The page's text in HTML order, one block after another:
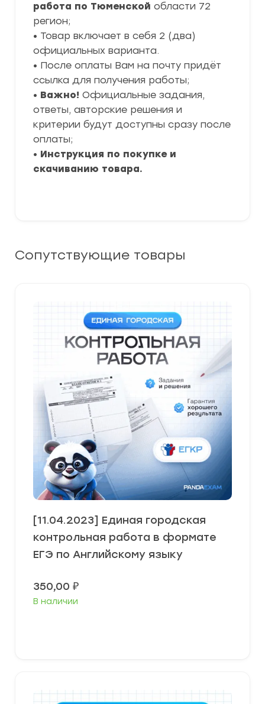
работа по Тюменской области 72
регион;
• Товар включает в себя 2 (два)
официальных варианта.
• После оплаты Вам на почту придёт
ссылка для получения работы;
• Важно! Официальные задания,
ответы, авторские решения и
критерии будут доступны сразу после
оплаты;
• Инструкция по покупке и
скачиванию товара.
Сопутствующие товары
[11.04.2023] Единая городская
контрольная работа в формате
ЕГЭ по Английскому языку
350,00 ₽
В наличии